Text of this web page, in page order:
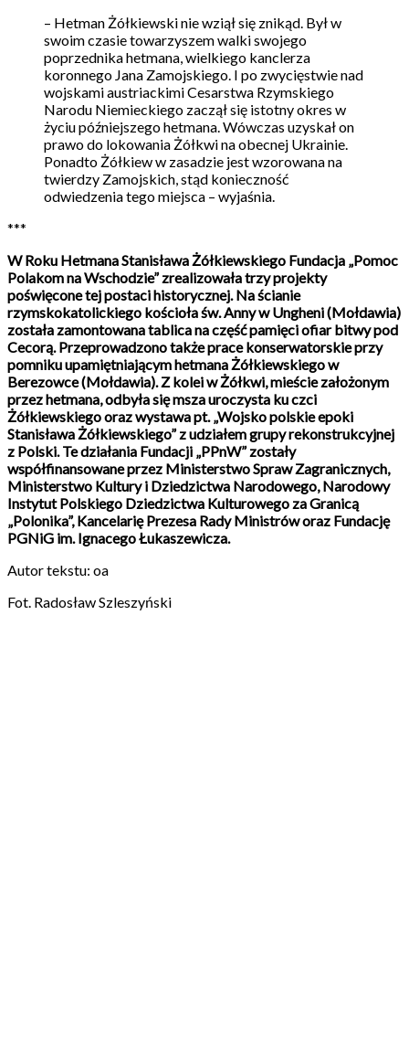
– Hetman Żółkiewski nie wziął się znikąd. Był w
swoim czasie towarzyszem walki swojego
poprzednika hetmana, wielkiego kanclerza
koronnego Jana Zamojskiego. I po zwycięstwie nad
wojskami austriackimi Cesarstwa Rzymskiego
Narodu Niemieckiego zaczął się istotny okres w
życiu późniejszego hetmana. Wówczas uzyskał on
prawo do lokowania Żółkwi na obecnej Ukrainie.
Ponadto Żółkiew w zasadzie jest wzorowana na
twierdzy Zamojskich, stąd konieczność
odwiedzenia tego miejsca – wyjaśnia.
***
W Roku Hetmana Stanisława Żółkiewskiego Fundacja „Pomoc
Polakom na Wschodzie” zrealizowała trzy projekty
poświęcone tej postaci historycznej. Na ścianie
rzymskokatolickiego kościoła św. Anny w Ungheni (Mołdawia)
została zamontowana tablica na część pamięci ofiar bitwy pod
Cecorą. Przeprowadzono także prace konserwatorskie przy
pomniku upamiętniającym hetmana Żółkiewskiego w
Berezowce (Mołdawia). Z kolei w Żółkwi, mieście założonym
przez hetmana, odbyła się msza uroczysta ku czci
Żółkiewskiego oraz wystawa pt. „Wojsko polskie epoki
Stanisława Żółkiewskiego” z udziałem grupy rekonstrukcyjnej
z Polski. Te działania Fundacji „PPnW” zostały
współfinansowane przez Ministerstwo Spraw Zagranicznych,
Ministerstwo Kultury i Dziedzictwa Narodowego, Narodowy
Instytut Polskiego Dziedzictwa Kulturowego za Granicą
„Polonika”, Kancelarię Prezesa Rady Ministrów oraz Fundację
PGNiG im. Ignacego Łukaszewicza.
Autor tekstu: oa
Fot. Radosław Szleszyński